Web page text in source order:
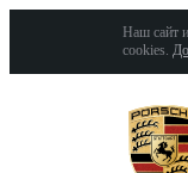
Наш сайт
cookies.